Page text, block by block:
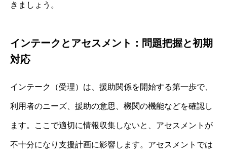
きましょう。
インテークとアセスメント：問題把握と初期
対応
インテーク（受理）は、援助関係を開始する第一歩で、
利用者のニーズ、援助の意思、機関の機能などを確認し
ます。ここで適切に情報収集しないと、アセスメントが
不十分になり支援計画に影響します。アセスメントでは